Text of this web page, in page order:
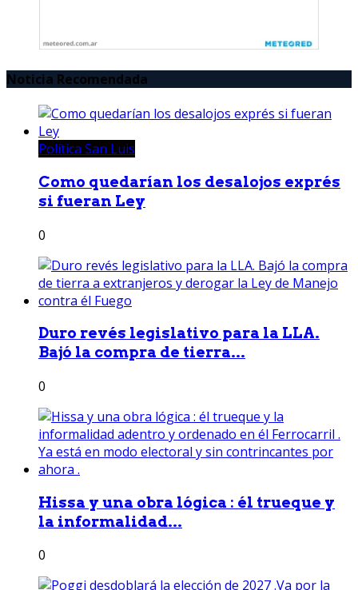
Noticia Recomendada
Política San Luis
Como quedarían los desalojos exprés
si fueran Ley
0
Duro revés legislativo para la LLA.
Bajó la compra de tierra...
0
Hissa y una obra lógica : él trueque y
la informalidad...
0